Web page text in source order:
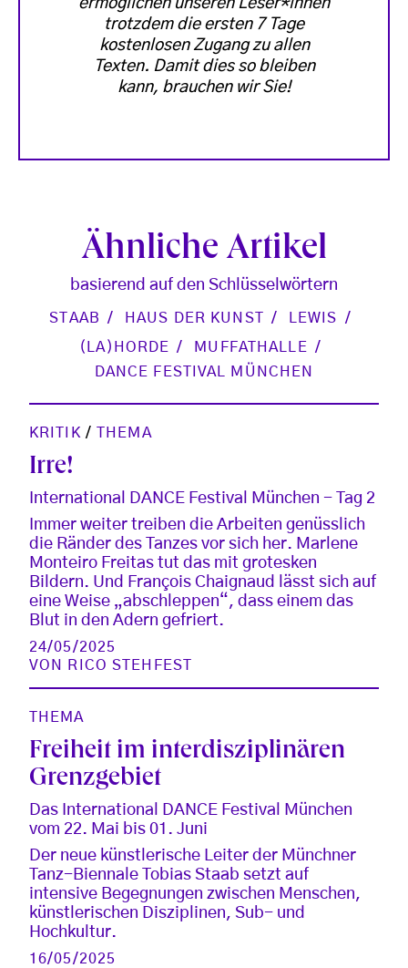
ermöglichen unseren Leser*innen
trotzdem die ersten 7 Tage
kostenlosen Zugang zu allen
Texten. Damit dies so bleiben
kann, brauchen wir Sie!
Ähnliche Artikel
basierend auf den Schlüsselwörtern
STAAB HAUS DER KUNST
LEWIS
(LA)HORDE
MUFFATHALLE
DANCE FESTIVAL MÜNCHEN
KRITIK / THEMA
Irre!
International DANCE Festival München - Tag 2
Immer weiter treiben die Arbeiten genüsslich
die Ränder des Tanzes vor sich her. Marlene
Monteiro Freitas tut das mit grotesken
Bildern. Und François Chaignaud lässt sich auf
eine Weise „abschleppen“, dass einem das
Blut in den Adern gefriert.
24/05/2025
VON
RICO STEHFEST
THEMA
Freiheit im interdisziplinären
Grenzgebiet
Das International DANCE Festival München
vom 22. Mai bis 01. Juni
Der neue künstlerische Leiter der Münchner
Tanz-Biennale Tobias Staab setzt auf
intensive Begegnungen zwischen Menschen,
künstlerischen Disziplinen, Sub- und
Hochkultur.
16/05/2025